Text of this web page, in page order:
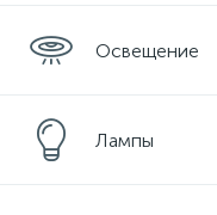
Освещение
Лампы